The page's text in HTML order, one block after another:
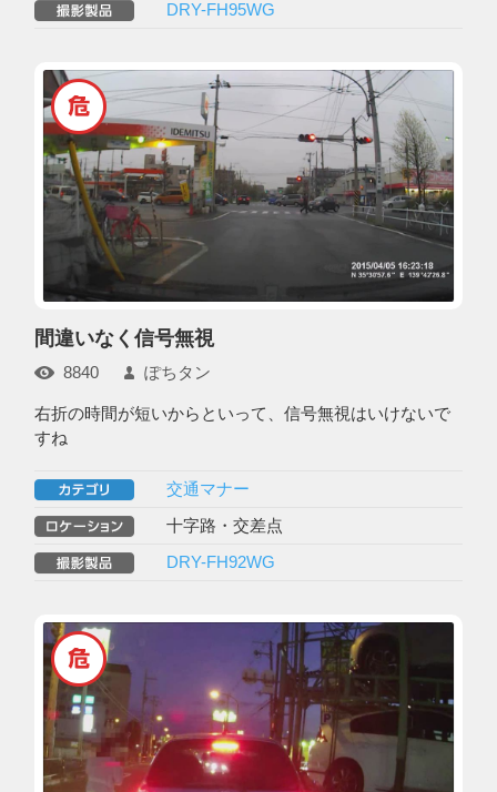
DRY-FH95WG
間違いなく信号無視
8840 ぽちタン
右折の時間が短いからといって、信号無視はいけないで
すね
交通マナー
十字路・交差点
DRY-FH92WG